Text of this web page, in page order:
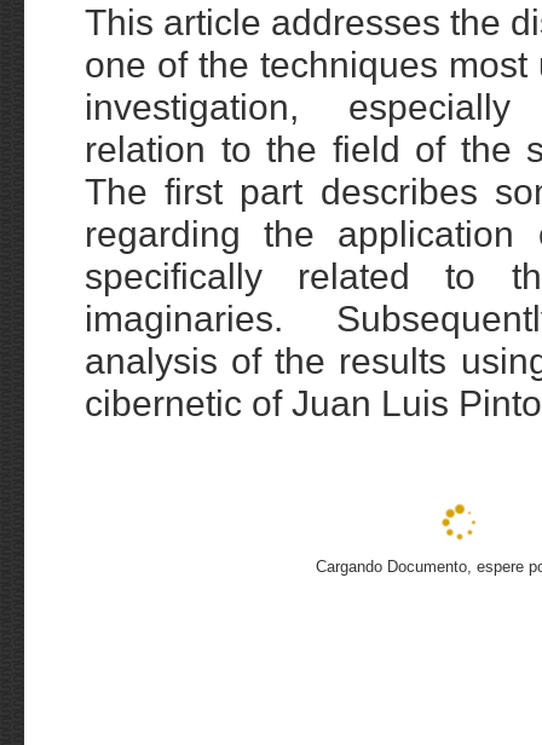
This article addresses the
one of the techniques
investigation,
relation to the field of the
The first part describes
regarding the application
specifically related to
imaginaries.
analysis of the results
cibernetic of Juan Luis
Cargando Documento, espere